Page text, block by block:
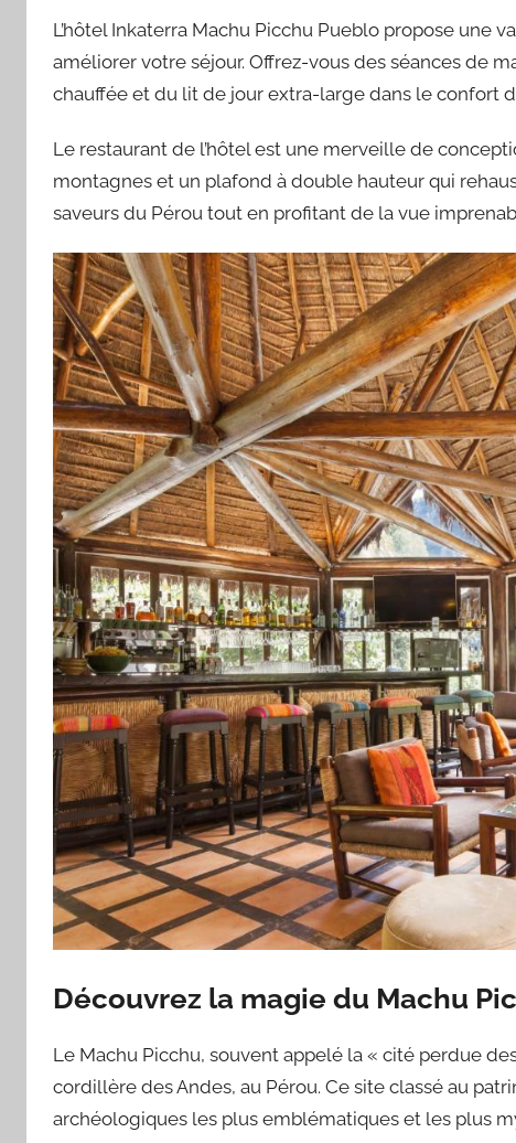
L’hôtel Inkaterra Machu Picchu Pueblo propose une
améliorer votre séjour. Offrez-vous des séances de
chauffée et du lit de jour extra-large dans le confort
Le restaurant de l’hôtel est une merveille de
montagnes et un plafond à double hauteur qui
saveurs du Pérou tout en profitant de la vue
Découvrez la magie du Machu
Le Machu Picchu, souvent appelé la « cité perdue
cordillère des Andes, au Pérou. Ce site classé au
archéologiques les plus emblématiques et les plus